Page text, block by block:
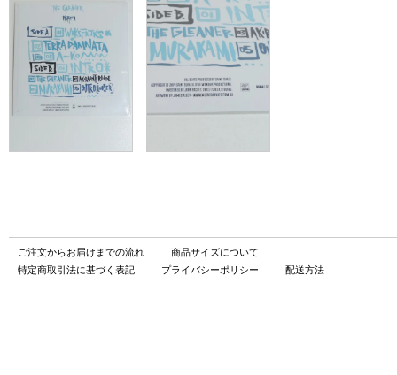
ご注文からお届けまでの流れ
商品サイズについて
特定商取引法に基づく表記
プライバシーポリシー 配送方法